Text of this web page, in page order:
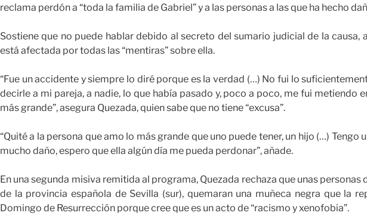
reclama perdón a “toda la familia de Gabriel” y a las personas a las que ha hecho
Sostiene que no puede hablar debido al secreto del sumario judicial de la causa,
está afectada por todas las “mentiras” sobre ella.
“Fue un accidente y siempre lo diré porque es la verdad (…) No fui lo
decirle a mi pareja, a nadie, lo que había pasado y, poco a poco, me fui metiendo
más grande”, asegura Quezada, quien sabe que no tiene “excusa”.
“Quité a la persona que amo lo más grande que uno puede tener, un hijo (…) Tengo
mucho daño, espero que ella algún día me pueda perdonar”, añade.
En una segunda misiva remitida al programa, Quezada rechaza que unas personas
de la provincia española de Sevilla (sur), quemaran una muñeca negra que la
Domingo de Resurrección porque cree que es un acto de “racismo y xenofobia”.